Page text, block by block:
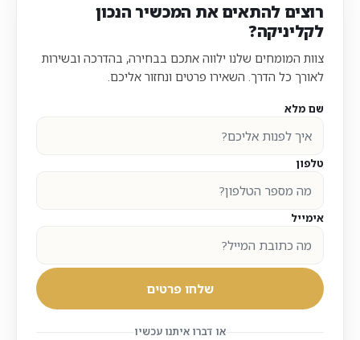
רוצים להתאים את המכשיר הנכון
לקליניקה?
צוות המומחים שלנו ילווה אתכם בבחירה, בהדרכה ובשירות
לאורך כל הדרך. השאירו פרטים ונחזור אליכם.
שם מלא
טלפון
אימייל
שלחו פרטים
או דברו איתנו עכשיו